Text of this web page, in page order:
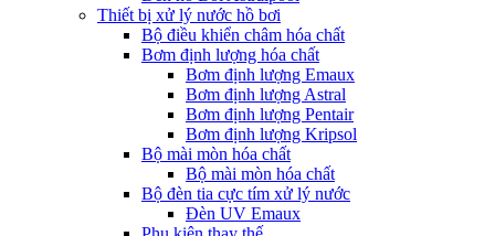
Thiết bị xử lý nước hồ bơi
Bộ điều khiển châm hóa chất
Bơm định lượng hóa chất
Bơm định lượng Emaux
Bơm định lượng Astral
Bơm định lượng Pentair
Bơm định lượng Kripsol
Bộ mài mòn hóa chất
Bộ mài mòn hóa chất
Bộ đèn tia cực tím xử lý nước
Đèn UV Emaux